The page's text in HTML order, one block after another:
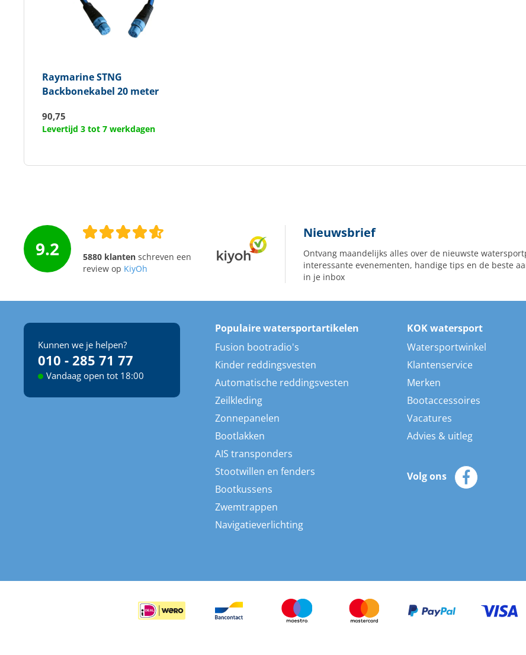
RaymarineSTNG
Backbonekabel 20 meter
90,75
Levertijd 3 tot 7 werkdagen
9.2 5880 klantenschreven een
review op KiyOh
Nieuwsbrief
Ontvang maandelijks alles over de nieuwste
interessante evenementen, handige tips en de beste
in je inbox
Kunnen we je helpen?
010 - 285 71 77
Vandaag open tot 18:00
Populaire watersportartikelen
Fusion bootradio's
Kinder reddingsvesten
Automatische reddingsvesten
Zeilkleding
Zonnepanelen
Bootlakken
AIS transponders
Stootwillen en fenders
Bootkussens
Zwemtrappen
Navigatieverlichting
KOK watersport
Watersportwinkel
Klantenservice
Merken
Bootaccessoires
Vacatures
Advies & uitleg
Volg ons